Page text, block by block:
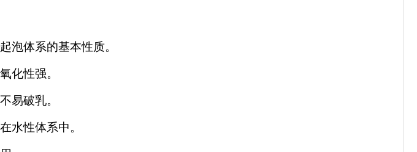
泡体系的基本性质。
化性强。
易破乳。
水性体系中。